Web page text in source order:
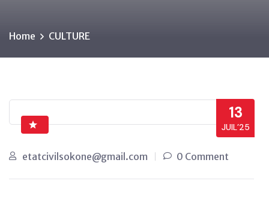
Home CULTURE
13
JUIL’25
etatcivilsokone@gmail.com 0 Comment